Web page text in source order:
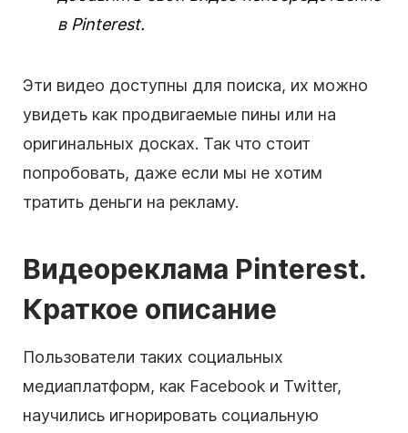
в Pinterest.
Эти видео доступны для поиска, их можно
увидеть как продвигаемые пины или на
оригинальных досках. Так что стоит
попробовать, даже если мы не хотим
тратить деньги на рекламу.
Видеореклама Pinterest.
Краткое описание
Пользователи таких социальных
медиаплатформ, как Facebook и Twitter,
научились игнорировать социальную